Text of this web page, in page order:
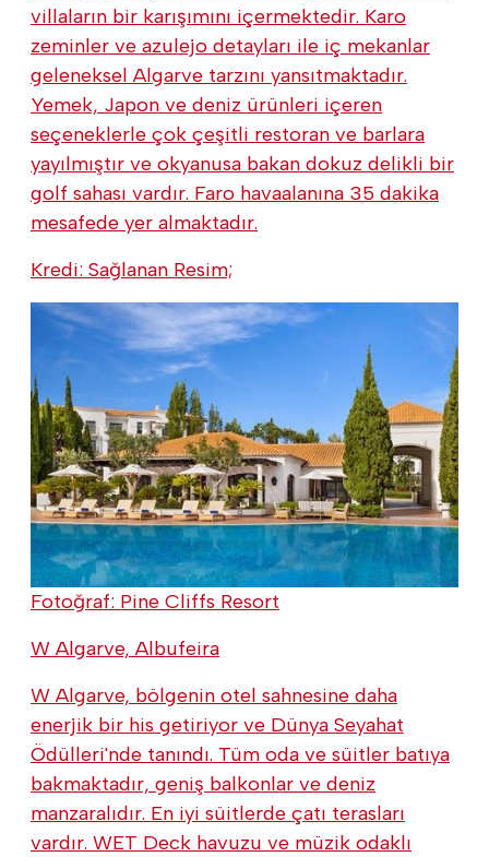
villaların bir karışımını içermektedir. Karo
zeminler ve azulejo detayları ile iç mekanlar
geleneksel Algarve tarzını yansıtmaktadır.
Yemek, Japon ve deniz ürünleri içeren
seçeneklerle çok çeşitli restoran ve barlara
yayılmıştır ve okyanusa bakan dokuz delikli bir
golf sahası vardır. Faro havaalanına 35 dakika
mesafede yer almaktadır.
Kredi: Sağlanan Resim;
Fotoğraf: Pine Cliffs Resort
W Algarve, Albufeira
W Algarve, bölgenin otel sahnesine daha
enerjik bir his getiriyor ve Dünya Seyahat
Ödülleri'nde tanındı. Tüm oda ve süitler batıya
bakmaktadır, geniş balkonlar ve deniz
manzaralıdır. En iyi süitlerde çatı terasları
vardır. WET Deck havuzu ve müzik odaklı